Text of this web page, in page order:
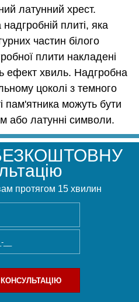
латунний хрест.
плиті, яка
частин білого
плити накладені
ефект хвиль. Надгробна
цоколі з темного
пам'ятника можуть бути
або латунні символи.
протягом 15 хвилин